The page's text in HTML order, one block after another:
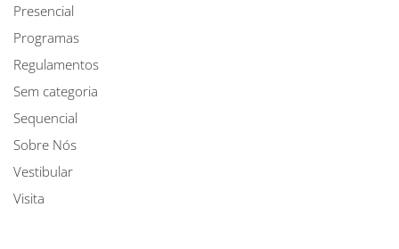
Presencial
Programas
Regulamentos
Sem categoria
Sequencial
Sobre Nós
Vestibular
Visita